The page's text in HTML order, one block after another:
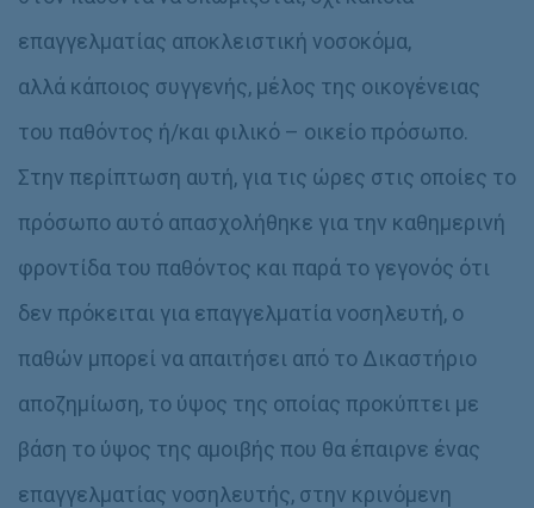
επαγγελματίας αποκλειστική νοσοκόμα,
αλλά κάποιος συγγενής, μέλος της οικογένειας
του παθόντος ή/και φιλικό – οικείο πρόσωπο.
Στην περίπτωση αυτή, για τις ώρες στις οποίες το
πρόσωπο αυτό απασχολήθηκε για την καθημερινή
φροντίδα του παθόντος και παρά το γεγονός ότι
δεν πρόκειται για επαγγελματία νοσηλευτή, ο
παθών μπορεί να απαιτήσει από το Δικαστήριο
αποζημίωση, το ύψος της οποίας προκύπτει με
βάση το ύψος της αμοιβής που θα έπαιρνε ένας
επαγγελματίας νοσηλευτής, στην κρινόμενη